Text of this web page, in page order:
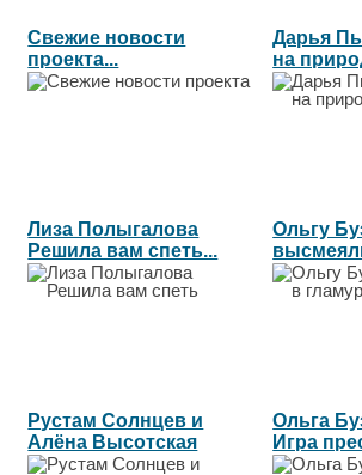
Свежие новости
проекта...
Дарья
на
Лиза Полыгалова
Решила вам спеть...
Ольгу
тусовке...
Рустам Солнцев и
Алёна Высотская
Опять неудача...
Ольга
Игра